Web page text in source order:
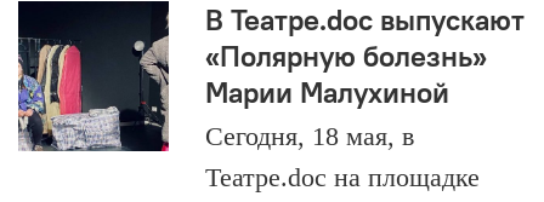
В Театре.doc выпускают
«Полярную болезнь»
Марии Малухиной
Сегодня, 18 мая, в
Театре.doc на площадке